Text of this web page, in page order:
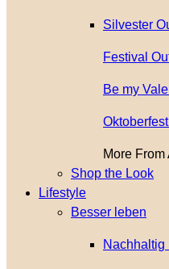
Silvester
Festival
Be my
More From
Shop the Look
Lifestyle
Besser leben
Nachhaltig